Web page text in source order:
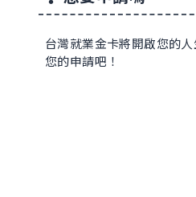
台灣就業金卡將開啟您的
您的申請吧！